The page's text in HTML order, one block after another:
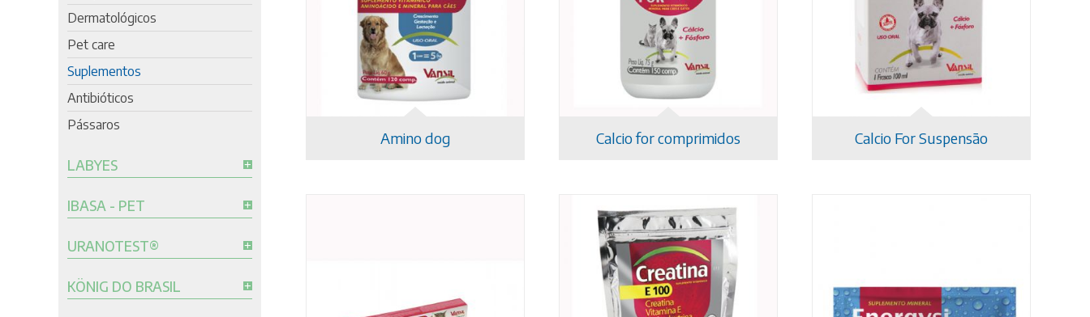
Dermatológicos
Pet care
Suplementos
Antibióticos
Pássaros
LABYES
IBASA - PET
URANOTEST®
KÖNIG DO BRASIL
Amino dog Calcio for comprimidos Calcio For Suspensão